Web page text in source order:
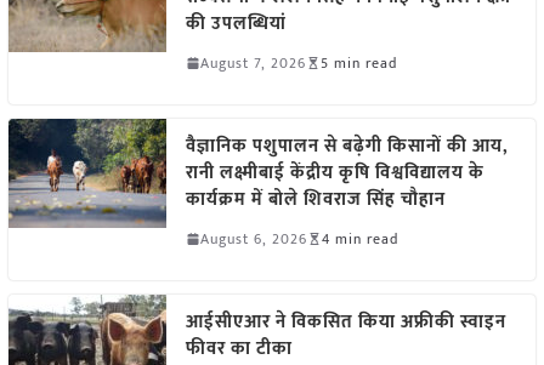
की उपलब्धियां
August 7, 2026 5 min read
वैज्ञानिक पशुपालन से बढ़ेगी किसानों की आय,
रानी लक्ष्मीबाई केंद्रीय कृषि विश्वविद्यालय के
कार्यक्रम में बोले शिवराज सिंह चौहान
August 6, 2026 4 min read
आईसीएआर ने विकसित किया अफ्रीकी स्वाइन
फीवर का टीका